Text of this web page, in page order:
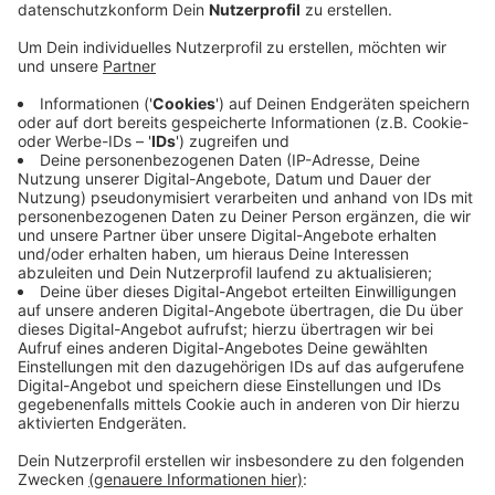
Veröffentlicht:Freitag, 13.03.2026 15:03
Anzeige
Motorräder haben keine Knautschzone
Anzeige
Motorräder werden schnell mal übersehen und haben
keine Knautschzone. Vor der ersten Ausfahrt sollten
die Fahrerinnen und Fahrer ihre Zweiräder genau prüfen,
so der Appell der Polizei. Besonders was Reifendruck
und Profil, Bremsen und Beleuchtung angeht. Weitere
Empfehlung: Geeignete Schutzkleidung tragen und es
langsam angehen lassen.
Anzeige